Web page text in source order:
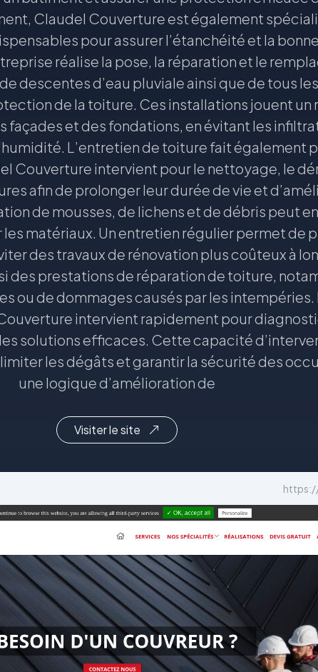
Claudel Couverture est également
pour assurer l’étanchéité et la
réalise la pose, la réparation et le
descentes d’eau pluviale ainsi que de tous
de la toiture. Ces installations jouent un
façades et des fondations, en évitant les
L’entretien de toiture fait également
Couverture intervient pour le nettoyage, le
afin de prolonger leur durée de vie et
de mousses, de lichens et de débris peut
matériaux. Un entretien régulier permet de
des travaux de rénovation plus coûteux à
des prestations de réparation de toiture,
ou de dommages causés par les intempéries.
intervient rapidement pour
solutions efficaces. Cette capacité
les dégâts et garantir la sécurité des
une logique d’amélioration de
Visiter le site